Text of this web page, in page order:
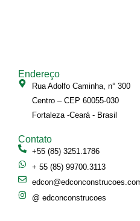
Endereço
Rua Adolfo Caminha, n° 300
Centro – CEP 60055-030
Fortaleza -Ceará - Brasil
Contato
+55 (85) 3251.1786
+ 55 (85) 99700.3113
@ edconconstrucoes